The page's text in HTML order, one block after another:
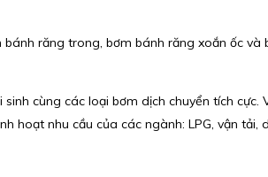
răng trong, bơm bánh răng xoắn ốc và
cùng các loại bơm dịch chuyển tích cực.
hoạt nhu cầu của các ngành: LPG, vận tải,